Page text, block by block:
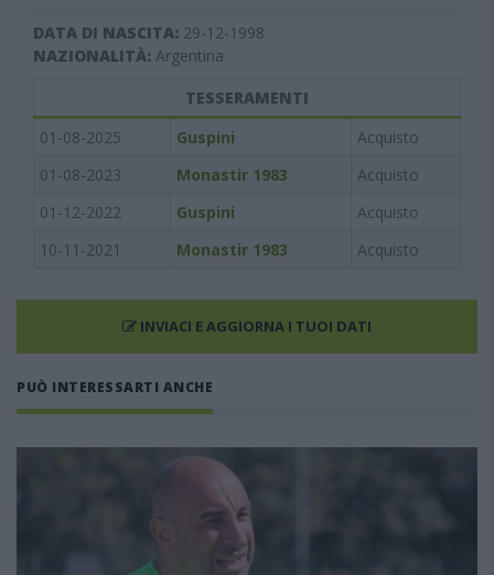
DATA DI NASCITA: 29-12-1998
NAZIONALITÀ: Argentina
TESSERAMENTI
01-08-2025
Guspini
Acquisto
01-08-2023
Monastir 1983
Acquisto
01-12-2022
Guspini
Acquisto
10-11-2021
Monastir 1983 Acquisto
INVIACI E AGGIORNA I TUOI DATI
PUÒ INTERESSARTI ANCHE